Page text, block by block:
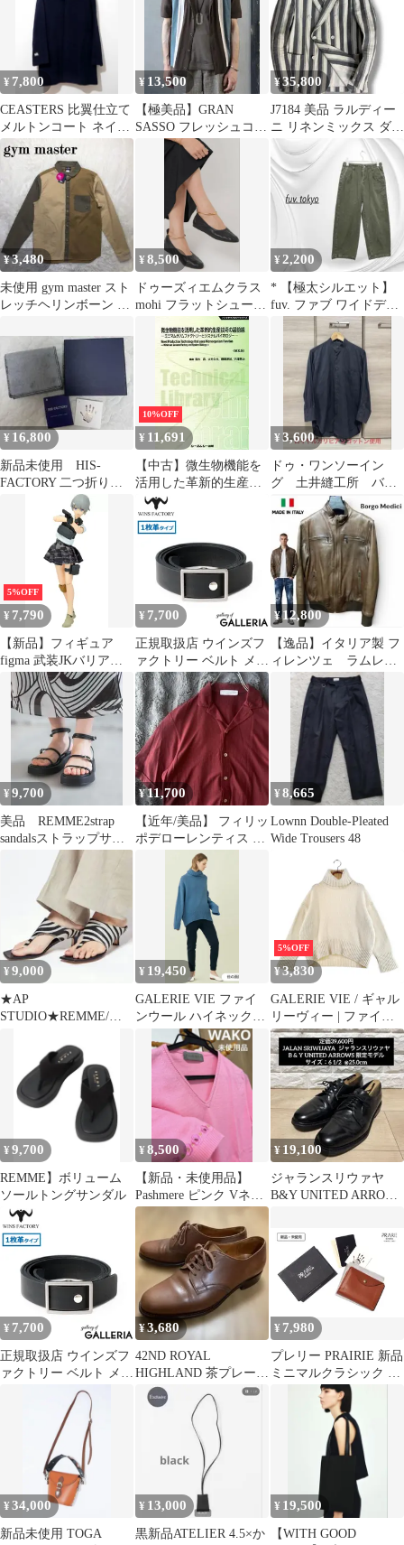
¥ 7,800
CEASTERS 比翼仕立て
メルトンコート ネイビ
ー 46
¥ 13,500
【極美品】GRAN
SASSO フレッシュコッ
トンストライプニット
¥35,800
J7184 美品 ラルディー
ニ リネンミックス ダブ
ル サマージャケット 48
¥3,480
未使用 gym master スト
レッチヘリンボーン シ
ュ
¥8,500
ドゥーズィエムクラス
mohi フラットシューズ
ゴールドリング
¥2,200
* 【極太シルエット】
fuv. ファブ ワイドデニ
ムパンツ カーキ M ⬜︎
¥ 16,800
新品未使用 HIS-
FACTORY 二つ折り財
布 ゴースト(クロ)
10%OFF
¥ 11,691
【中古】微生物機能を
活用した革新的生産技
術の最前線?ミニマムゲ
ノムファクトリーとシ
ステムバイオロジー
(CMCテクニカルライブ
ラリー?バイオテクノロ
¥3,600
ドゥ・ワンソーイン
グ 土井縫工所 バン
ドカラーシャツ ブラッ
ク
5%OFF
¥ 7,790
【新品】フィギュア
figma 武装JKバリアン
トB2 コード：URBEX
「リトルアーモリー」
¥ 7,700
正規取扱店 ウインズフ
ァクトリー ベルト メン
ズ WINS FACTORY 調
節楽 本革 革 レザー ブ
ランド 無段階 ビジネス
フォーマル OR3513-NS
Black
¥ 12,800
【逸品】イタリア製 フ
ィレンツェ ラムレザ
ー 羊革 シングルラ
イダースジャケット
¥9,700
美品 REMME2strap
sandalsストラップサン
ダルブラック厚底23㎝
¥11,700
【近年/美品】 フィリッ
ポデローレンティス ク
レープコットン 開襟ニ
ット シャツ
¥8,665
Lownn Double-Pleated
Wide Trousers 48
¥9,000
★AP
STUDIO★REMME/レ
ラサンダル
¥ 19,450
GALERIE VIE ファイ
ンウール ハイネックプ
ルオーバー
5%OFF
¥ 3,830
GALERIE VIE / ギャル
リーヴィー | ファイン
ウール ハイネックプル
オーバー ニット セータ
ー | S | アイボリー | レ
ディース
¥9,700
REMME】ボリューム
ソールトングサンダル
¥8,500
【新品・未使用品】
Pashmere ピンク Vネッ
ク半袖 イタリア製
¥ 19,100
ジャランスリウァヤ
B&Y UNITED ARROWS
¥ 7,700
正規取扱店 ウインズフ
ァクトリー ベルト メン
ズ WINS FACTORY 調
節楽 本革 革 レザー ブ
ランド 無段階 ビジネス
フォーマル OR3513-NS
¥3,680
42ND ROYAL
HIGHLAND 茶プレーン
トゥ UK6 レザーソール
¥ 7,980
プレリー PRAIRIE 新品
ミニマルクラシック コ
ンパクト財布（小銭入
れあり）ライトブラウ
ン 植物タンニンレザー
（イタリア製） 日本製
¥34,000
新品未使用 TOGA
¥ 13,000
黒新品ATELIER 4.5×か
¥ 19,500
【WITH GOOD